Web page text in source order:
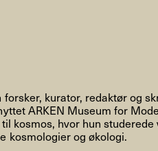
kurator, redaktør og
ARKEN Museum for
kosmos, hvor hun
kosmologier og økologi.